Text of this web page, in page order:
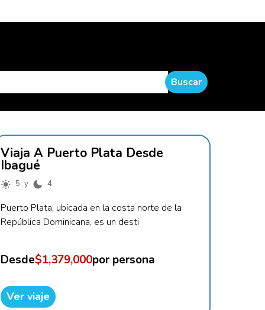
Buscar
Viaja A Puerto Plata Desde
Ibagué
5 y 4
Puerto Plata, ubicada en la costa norte de la
República Dominicana, es un desti
Desde$1,379,000por persona
Ver viaje